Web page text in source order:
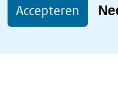
Accepteren